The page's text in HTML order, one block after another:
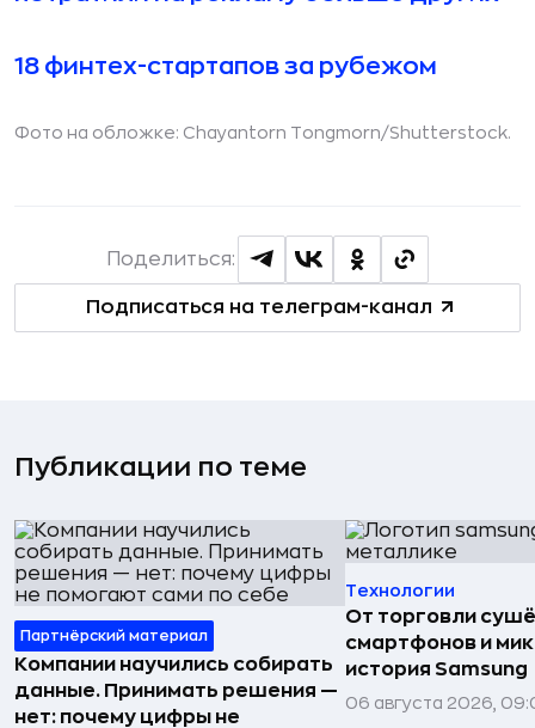
18 финтех-стартапов за рубежом
Фото на обложке: Chayantorn Tongmorn/Shutterstock.
Подписаться на телеграм-канал
Поделиться:
Публикации по теме
Партнёрский материал
Компании научились собирать
данные. Принимать решения —
нет: почему цифры не
Технологии
От торговли
смартфонов и
история Samsung
06 августа 2026,